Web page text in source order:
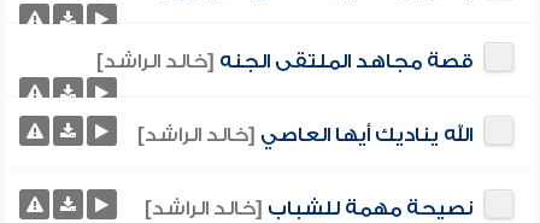
قصة مجاهد الملتقى الجنه [خالد الراشد]
الله يناديك أيها العاصي [خالد الراشد]
نصيحة مهمة للشباب [خالد الراشد]